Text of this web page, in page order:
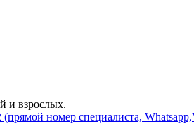
и взрослых.
номер специалиста,